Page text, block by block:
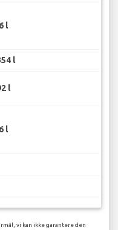
l
l
l
l
vi kan ikke garantere den